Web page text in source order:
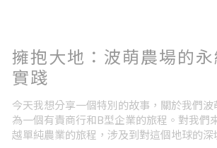
擁抱大地：波萌農場的
實踐
今天我想分享一個特別的故事，關於我們
為一個有責商行和B型企業的旅程。對我們
越單純農業的旅程，涉及到對這個地球的深